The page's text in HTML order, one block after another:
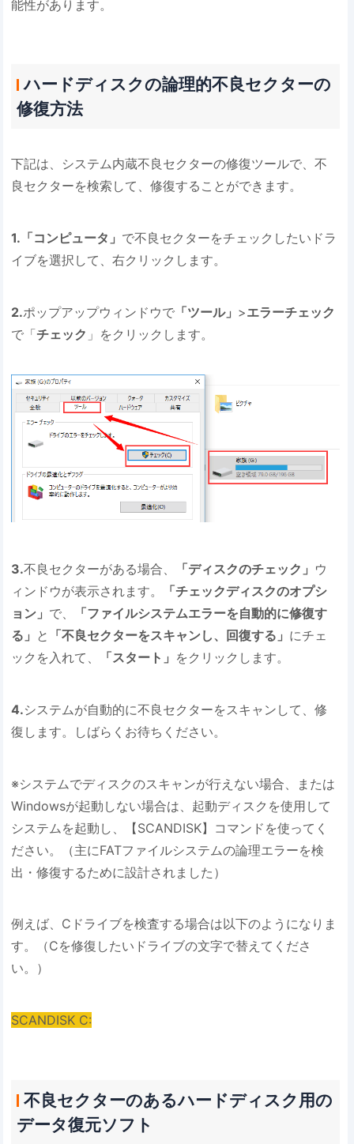
能性があります。
ハードディスクの論理的不良セクターの
修復方法
下記は、システム内蔵不良セクターの修復ツールで、不
良セクターを検索して、修復することができます。
1.「コンピュータ」 で不良セクターをチェックしたいドラ
イブを選択して、右クリックします。
2.ポップアップウィンドウで 「ツール」 >エラーチェック
で「チェック 」をクリックします。
3.不良セクターがある場合、 「ディスクのチェック」 ウ
ィンドウが表示されます。
「チェックディスクのオプシ
ョン」 で、
「ファイルシステムエラーを自動的に修復す
る」 と 「不良セクターをスキャンし、回復する」 にチェ
ックを入れて、
「スタート」 をクリックします。
4.システムが自動的に不良セクターをスキャンして、修
復します。しばらくお待ちください。
※システムでディスクのスキャンが行えない場合、または
Windowsが起動しない場合は、起動ディスクを使用して
システムを起動し、【SCANDISK】コマンドを使ってく
ださい。（主にFATファイルシステムの論理エラーを検
出・修復するために設計されました）
例えば、Cドライブを検査する場合は以下のようになりま
す。（Cを修復したいドライブの文字で替えてくださ
い。）
SCANDISK C:
不良セクターのあるハードディスク用の
データ復元ソフト